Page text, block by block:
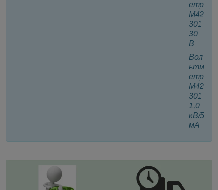
етр
М42
301
30
В
Вол
ьтм
етр
М42
301
1,0
кВ/5
мА